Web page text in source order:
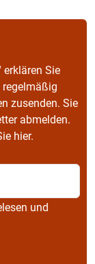
erklären Sie
zusenden. Sie
abmelden.
hier.
und